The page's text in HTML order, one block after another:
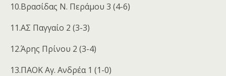
10.Βρασίδας Ν. Περάμου 3 (4-6)
11.ΑΣ Παγγαίο 2 (3-3)
12.Άρης Πρίνου 2 (3-4)
13.ΠΑΟΚ Αγ. Ανδρέα 1 (1-0)